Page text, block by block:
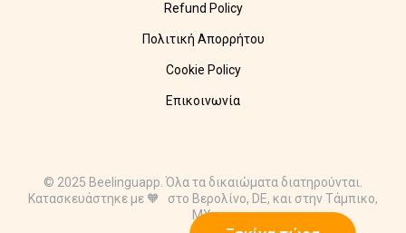
Refund Policy
Πολιτική Απορρήτου
Cookie Policy
Επικοινωνία
© 2025 Beelinguapp. Όλα τα δικαιώματα διατηρούνται.
Κατασκευάστηκε με 🧡 στο Βερολίνο, DE, και στην Τάμπικο,
MX.